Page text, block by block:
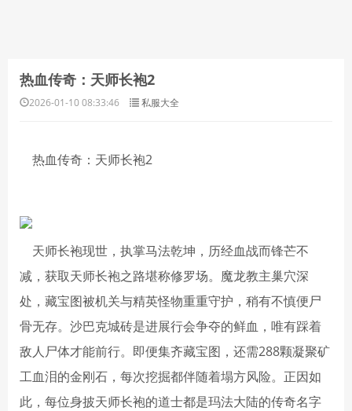
热血传奇：天师长袍2
2026-01-10 08:33:46 私服大全
热血传奇：天师长袍2
天师长袍现世，执掌马法乾坤，历经血战而锋芒不
减，获取天师长袍之路堪称修罗场。魔龙教主巢穴深
处，藏宝图被机关与精英怪物重重守护，稍有不慎便尸
骨无存。沙巴克城砖是进展行会争夺的鲜血，唯有踩着
敌人尸体才能前行。即便集齐藏宝图，还需288颗凝聚矿
工血泪的金刚石，每次挖掘都伴随着塌方风险。正因如
此，每位身披天师长袍的道士都是玛法大陆的传奇名字